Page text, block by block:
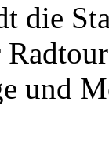
die
und